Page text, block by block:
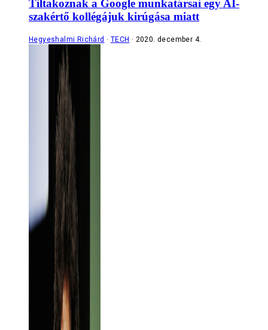
Tiltakoznak a Google munkatársai egy AI-
szakértő kollégájuk kirúgása miatt
Hegyeshalmi Richárd TECH 2020. december 4.